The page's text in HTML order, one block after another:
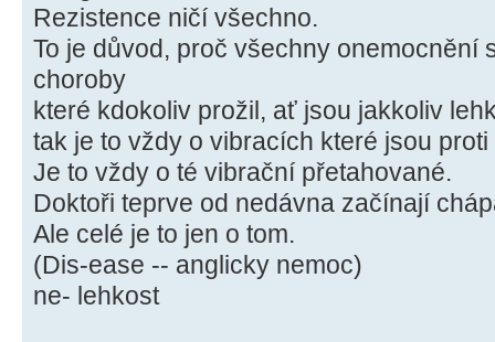
Rezistence ničí všechno.
To je důvod, proč všechny onemocnění
choroby
které kdokoliv prožil, ať jsou jakkoliv
tak je to vždy o vibracích které jsou
Je to vždy o té vibrační přetahované.
Doktoři teprve od nedávna začínají
Ale celé je to jen o tom.
(Dis-ease -- anglicky nemoc)
ne- lehkost